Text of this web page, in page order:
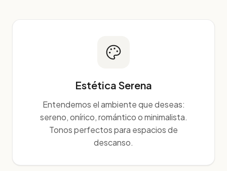
Estética Serena
Entendemos el ambiente que deseas:
sereno, onírico, romántico o minimalista.
Tonos perfectos para espacios de
descanso.